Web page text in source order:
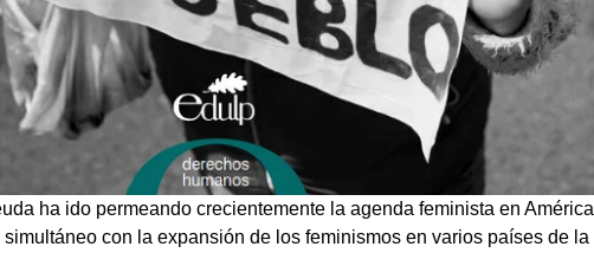
ha ido permeando crecientemente la agenda feminista en América
simultáneo con la expansión de los feminismos en varios países de la